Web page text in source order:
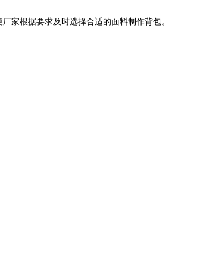
厂家根据要求及时选择合适的面料制作背包。